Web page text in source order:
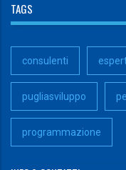
TAGS
consulenti
pugliasviluppo
programmazione